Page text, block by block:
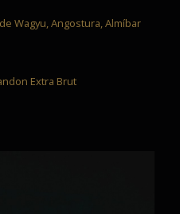
Wagyu, Angostura, Almíbar
Extra Brut